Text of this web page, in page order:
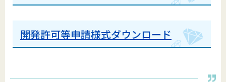
開発許可等申請様式ダウンロード